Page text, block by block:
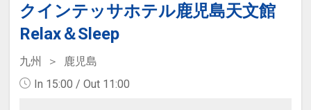
クインテッサホテル鹿児島天文館
Relax＆Sleep
九州
鹿児島
In 15:00 / Out 11:00